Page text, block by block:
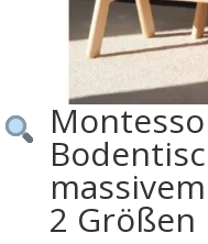
2 Größen